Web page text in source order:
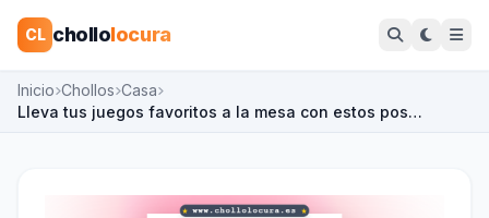
CL chollolocura
Inicio Chollos Casa
Lleva tus juegos favoritos a la mesa con estos pos…